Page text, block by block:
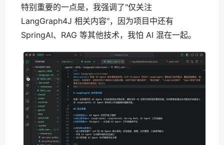
特别重要的一点是，我强调了"仅关注
LangGraph4J 相关内容"，因为项目中还有
SpringAI、RAG 等其他技术，我怕 AI 混在一起。